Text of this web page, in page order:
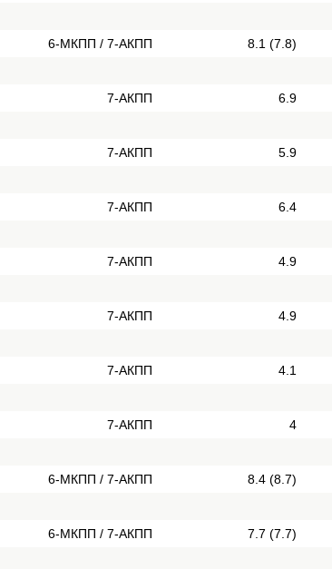
6-МКПП / 7-АКПП 8.1 (7.8)
7-АКПП 6.9
7-АКПП 5.9
7-АКПП 6.4
7-АКПП 4.9
7-АКПП 4.9
7-АКПП 4.1
7-АКПП 4
6-МКПП / 7-АКПП 8.4 (8.7)
6-МКПП / 7-АКПП
7.7 (7.7)